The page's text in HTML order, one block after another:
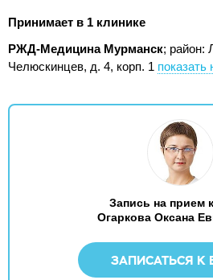
Принимает в 1 клинике
РЖД-Медицина Мурманск; район:
Челюскинцев, д. 4, корп. 1 показать
Запись на прием
Огаркова Оксана
ЗАПИСАТЬСЯ К